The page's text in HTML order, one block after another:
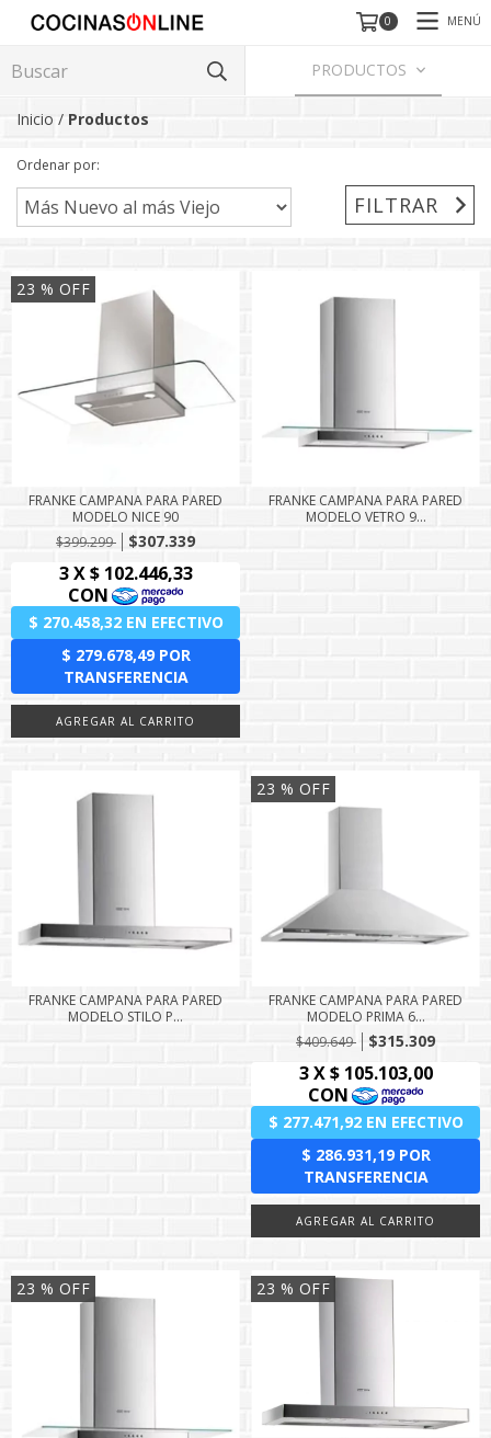
0 MENÚ
PRODUCTOS
Inicio / Productos
Ordenar por:
FILTRAR
23 % OFF
FRANKE CAMPANA PARA PARED
MODELO NICE 90
$399.299
$307.339
FRANKE CAMPANA PARA PARED
MODELO VETRO 9...
FRANKE CAMPANA PARA PARED
MODELO STILO P...
23 % OFF
FRANKE CAMPANA PARA PARED
MODELO PRIMA 6...
$409.649
$315.309
23 % OFF 23 % OFF